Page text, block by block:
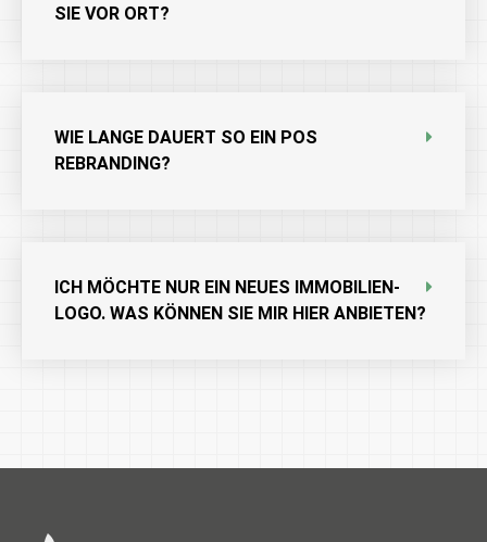
SIE VOR ORT?
WIE LANGE DAUERT SO EIN POS
REBRANDING?
ICH MÖCHTE NUR EIN NEUES IMMOBILIEN-
LOGO. WAS KÖNNEN SIE MIR HIER ANBIETEN?